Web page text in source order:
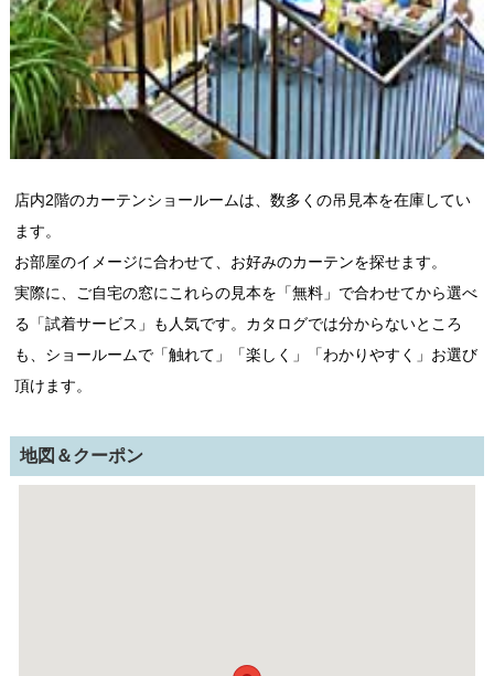
店内2階のカーテンショールームは、数多くの吊見本を在庫してい
ます。
お部屋のイメージに合わせて、お好みのカーテンを探せます。
実際に、ご自宅の窓にこれらの見本を「無料」で合わせてから選べ
る「試着サービス」も人気です。カタログでは分からないところ
も、ショールームで「触れて」「楽しく」「わかりやすく」お選び
頂けます。
地図＆クーポン